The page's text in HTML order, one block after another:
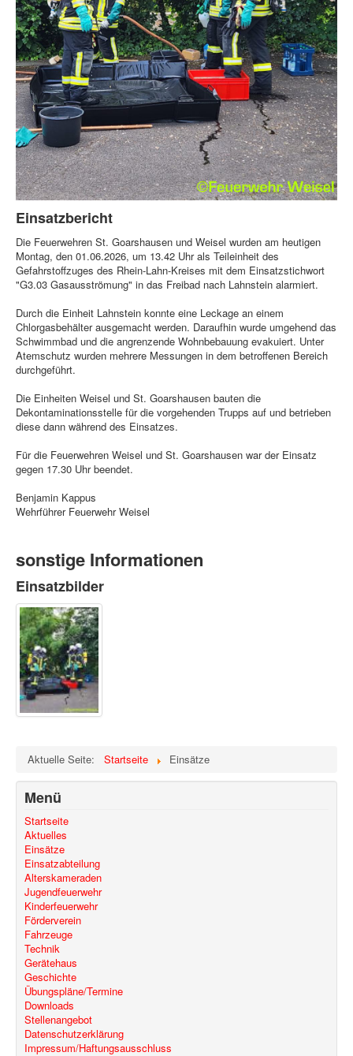
Einsatzbericht
Die Feuerwehren St. Goarshausen und Weisel wurden am heutigen
Montag, den 01.06.2026, um 13.42 Uhr als Teileinheit des
Gefahrstoffzuges des Rhein-Lahn-Kreises mit dem Einsatzstichwort
"G3.03 Gasausströmung" in das Freibad nach Lahnstein alarmiert.
Durch die Einheit Lahnstein konnte eine Leckage an einem
Chlorgasbehälter ausgemacht werden. Daraufhin wurde umgehend das
Schwimmbad und die angrenzende Wohnbebauung evakuiert. Unter
Atemschutz wurden mehrere Messungen in dem betroffenen Bereich
durchgeführt.
Die Einheiten Weisel und St. Goarshausen bauten die
Dekontaminationsstelle für die vorgehenden Trupps auf und betrieben
diese dann während des Einsatzes.
Für die Feuerwehren Weisel und St. Goarshausen war der Einsatz
gegen 17.30 Uhr beendet.
Benjamin Kappus
Wehrführer Feuerwehr Weisel
sonstige Informationen
Einsatzbilder
Aktuelle Seite: Startseite Einsätze
Menü
Startseite
Aktuelles
Einsätze
Einsatzabteilung
Alterskameraden
Jugendfeuerwehr
Kinderfeuerwehr
Förderverein
Fahrzeuge
Technik
Gerätehaus
Geschichte
Übungspläne/Termine
Downloads
Stellenangebot
Datenschutzerklärung
Impressum/Haftungsausschluss